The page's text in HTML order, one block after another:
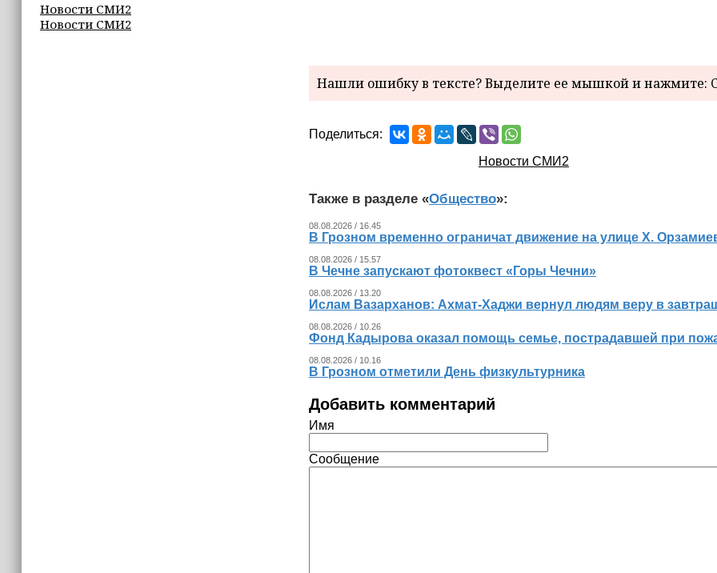
19:37
Новости СМИ2
Новости СМИ2
Нашли ошибку в тексте? Выделите ее мышкой и нажмите:
Поделиться:
Новости СМИ2
Также в разделе «Общество»:
08.08.2026 / 16.45
В Грозном временно ограничат движение на улице Х.
08.08.2026 / 15.57
В Чечне запускают фотоквест «Горы Чечни»
08.08.2026 / 13.20
Ислам Вазарханов: Ахмат-Хаджи вернул людям веру в
08.08.2026 / 10.26
Фонд Кадырова оказал помощь семье, пострадавшей при
08.08.2026 / 10.16
В Грозном отметили День физкультурника
Добавить комментарий
Имя
Сообщение